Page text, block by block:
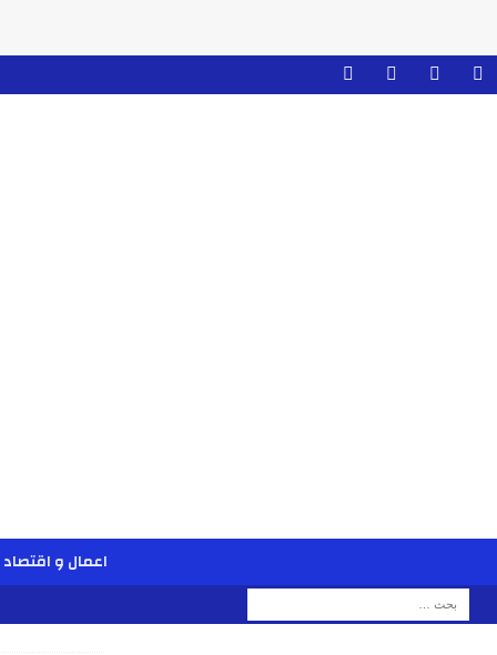
اعمال و اقتصاد